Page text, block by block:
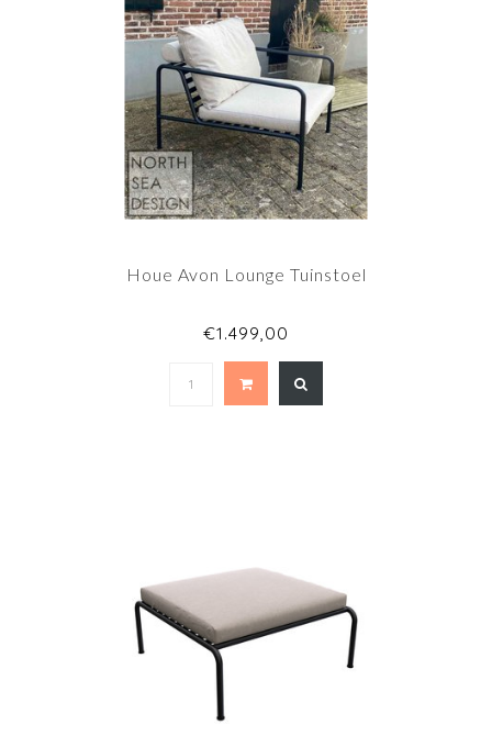
Houe Avon Lounge Tuinstoel
€1.499,00